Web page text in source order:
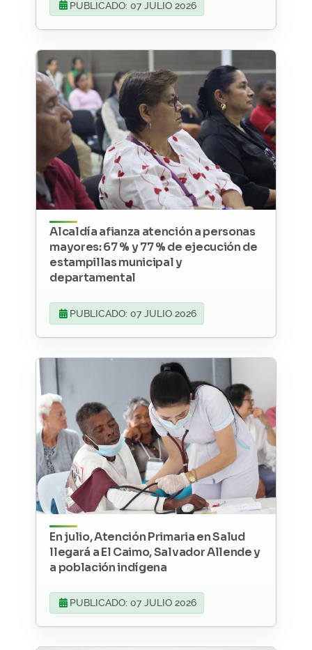
PUBLICADO: 07 JULIO 2026
Alcaldía afianza atención a personas
mayores: 67 % y 77 % de ejecución de
estampillas municipal y
departamental
PUBLICADO: 07 JULIO 2026
En julio, Atención Primaria en Salud
llegará a El Caimo, Salvador Allende y
a población indígena
PUBLICADO: 07 JULIO 2026